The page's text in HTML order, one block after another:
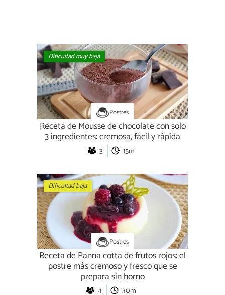
Dificultad muy baja
Postres
Receta de Mousse de chocolate con solo
3 ingredientes: cremosa, fácil y rápida
3 15m
Dificultad baja
Postres
Receta de Panna cotta de frutos rojos: el
postre más cremoso y fresco que se
prepara sin horno
4 30m